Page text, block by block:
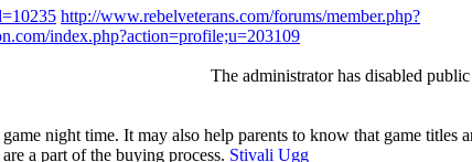
http://www.rebelveterans.com/forums/member.php?
index.php?action=profile;u=203109
The administrator has disabled
night time. It may also help parents to know that game titles
a part of the buying process. Stivali Ugg